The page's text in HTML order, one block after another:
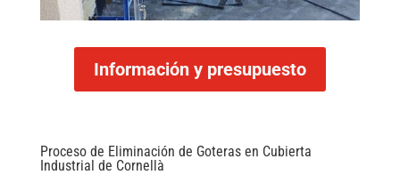
Información y presupuesto
Proceso de Eliminación de Goteras en Cubierta
Industrial de Cornellà